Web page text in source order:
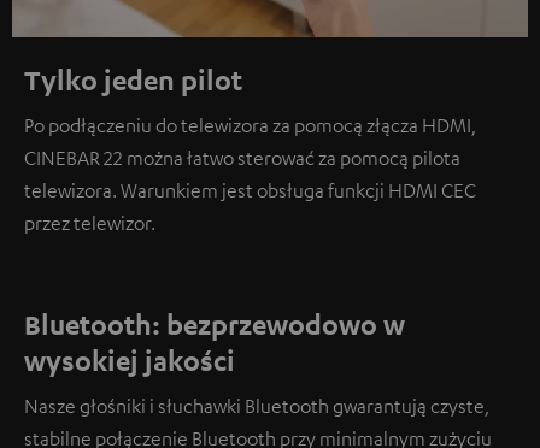
Tylko jeden pilot
Po podłączeniu do telewizora za pomocą złącza HDMI,
CINEBAR 22 można łatwo sterować za pomocą pilota
telewizora. Warunkiem jest obsługa funkcji HDMI CEC
przez telewizor.
Bluetooth: bezprzewodowo w
wysokiej jakości
Nasze głośniki i słuchawki Bluetooth gwarantują czyste,
stabilne połączenie Bluetooth przy minimalnym zużyciu